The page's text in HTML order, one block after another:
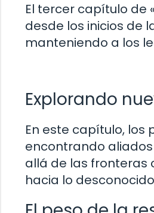
El tercer capítulo de
desde los inicios de
manteniendo a los
Explorando
En este capítulo, los
encontrando
allá de las fronteras
hacia lo